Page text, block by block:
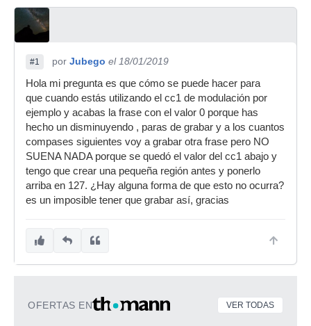
#1 por Jubego el 18/01/2019
Hola mi pregunta es que cómo se puede hacer para
que cuando estás utilizando el cc1 de modulación por
ejemplo y acabas la frase con el valor 0 porque has
hecho un disminuyendo , paras de grabar y a los cuantos
compases siguientes voy a grabar otra frase pero NO
SUENA NADA porque se quedó el valor del cc1 abajo y
tengo que crear una pequeña región antes y ponerlo
arriba en 127. ¿Hay alguna forma de que esto no ocurra?
es un imposible tener que grabar así, gracias
OFERTAS EN VER TODAS